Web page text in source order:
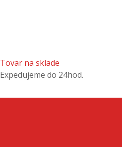
Tovar na sklade
Expedujeme do 24hod.